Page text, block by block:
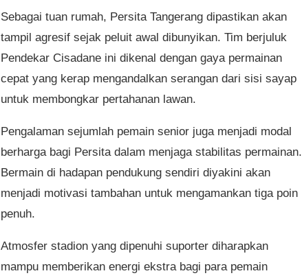
Sebagai tuan rumah, Persita Tangerang dipastikan akan
tampil agresif sejak peluit awal dibunyikan. Tim berjuluk
Pendekar Cisadane ini dikenal dengan gaya permainan
cepat yang kerap mengandalkan serangan dari sisi sayap
untuk membongkar pertahanan lawan.
Pengalaman sejumlah pemain senior juga menjadi modal
berharga bagi Persita dalam menjaga stabilitas permainan.
Bermain di hadapan pendukung sendiri diyakini akan
menjadi motivasi tambahan untuk mengamankan tiga poin
penuh.
Atmosfer stadion yang dipenuhi suporter diharapkan
mampu memberikan energi ekstra bagi para pemain